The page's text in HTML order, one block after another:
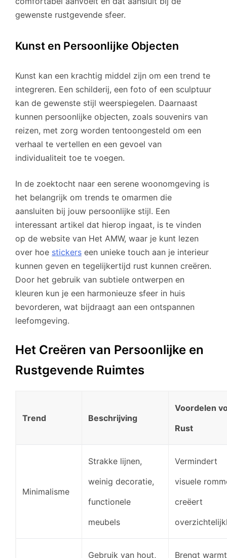
gewenste rustgevende sfeer.
Kunst en Persoonlijke Objecten
Kunst kan een krachtig middel zijn om een trend te
integreren. Een schilderij, een foto of een sculptuur
kan de gewenste stijl weerspiegelen. Daarnaast
kunnen persoonlijke objecten, zoals souvenirs van
reizen, met zorg worden tentoongesteld om een
verhaal te vertellen en een gevoel van
individualiteit toe te voegen.
In de zoektocht naar een serene woonomgeving is
het belangrijk om trends te omarmen die
aansluiten bij jouw persoonlijke stijl. Een
interessant artikel dat hierop ingaat, is te vinden
op de website van Het AMW, waar je kunt lezen
over hoe stickers een unieke touch aan je interieur
kunnen geven en tegelijkertijd rust kunnen creëren.
Door het gebruik van subtiele ontwerpen en
kleuren kun je een harmonieuze sfeer in huis
bevorderen, wat bijdraagt aan een ontspannen
leefomgeving.
Het Creëren van Persoonlijke en
Rustgevende Ruimtes
Trend Beschrijving
Voordelen
Rust
Minimalisme
Strakke lijnen,
weinig decoratie,
functionele
meubels
Vermindert
visuele
creëert
Gebruik van hout,
Brengt